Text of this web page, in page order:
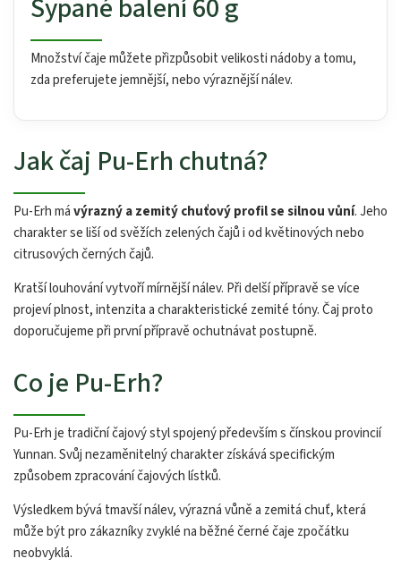
Sypané balení 60 g
Množství čaje můžete přizpůsobit velikosti nádoby a tomu,
zda preferujete jemnější, nebo výraznější nálev.
Jak čaj Pu-Erh chutná?
Pu-Erh mávýrazný a zemitý chuťový profil se silnou vůní. Jeho
charakter se liší od svěžích zelených čajů i od květinových nebo
citrusových černých čajů.
Kratší louhování vytvoří mírnější nálev. Při delší přípravě se více
projeví plnost, intenzita a charakteristické zemité tóny. Čaj proto
doporučujeme při první přípravě ochutnávat postupně.
Co je Pu-Erh?
Pu-Erh je tradiční čajový styl spojený především s čínskou provincií
Yunnan. Svůj nezaměnitelný charakter získává specifickým
způsobem zpracování čajových lístků.
Výsledkem bývá tmavší nálev, výrazná vůně a zemitá chuť, která
může být pro zákazníky zvyklé na běžné černé čaje zpočátku
neobvyklá.